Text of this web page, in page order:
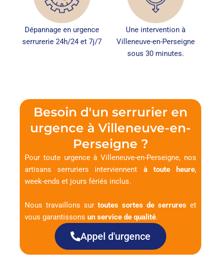
Dépannage en urgence
serrurerie 24h/24 et 7j/7
Une intervention à
Villeneuve-en-Perseigne
sous 30 minutes.
Besoin d'un serrurier en
urgence à Villeneuve-en-
Perseigne ?
Pour toute urgence à Villeneuve-en-Perseigne, nos
artisans serruriers interviennent à toute heure,
week-ends et jours fériés inclus.
Nous travaillons sur toutes sortes de serrures et
vous garantissons un service de qualité.
Appel d'urgence